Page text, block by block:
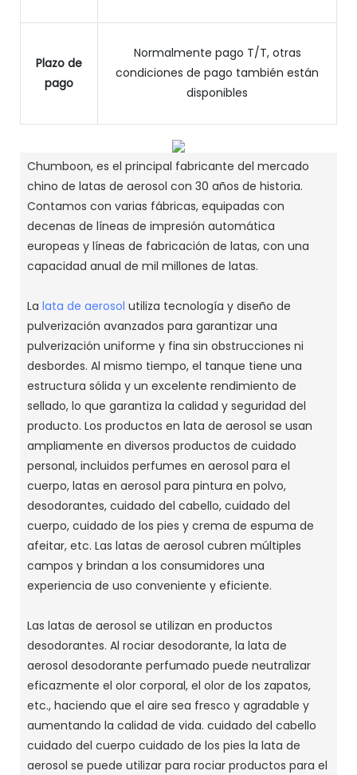
Plazo de
pago
Normalmente pago T/T, otras
condiciones de pago también están
disponibles
Chumboon, es el principal fabricante del mercado
chino de latas de aerosol con 30 años de historia.
Contamos con varias fábricas, equipadas con
decenas de líneas de impresión automática
europeas y líneas de fabricación de latas, con una
capacidad anual de mil millones de latas.
La lata de aerosol utiliza tecnología y diseño de
pulverización avanzados para garantizar una
pulverización uniforme y fina sin obstrucciones ni
desbordes. Al mismo tiempo, el tanque tiene una
estructura sólida y un excelente rendimiento de
sellado, lo que garantiza la calidad y seguridad del
producto. Los productos en lata de aerosol se usan
ampliamente en diversos productos de cuidado
personal, incluidos perfumes en aerosol para el
cuerpo, latas en aerosol para pintura en polvo,
desodorantes, cuidado del cabello, cuidado del
cuerpo, cuidado de los pies y crema de espuma de
afeitar, etc. Las latas de aerosol cubren múltiples
campos y brindan a los consumidores una
experiencia de uso conveniente y eficiente.
Las latas de aerosol se utilizan en productos
desodorantes. Al rociar desodorante, la lata de
aerosol desodorante perfumado puede neutralizar
eficazmente el olor corporal, el olor de los zapatos,
etc., haciendo que el aire sea fresco y agradable y
aumentando la calidad de vida. cuidado del cabello
cuidado del cuerpo cuidado de los pies la lata de
aerosol se puede utilizar para rociar productos para el